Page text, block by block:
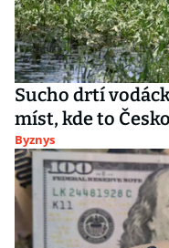
Sucho drtí
míst, kde to
Byznys